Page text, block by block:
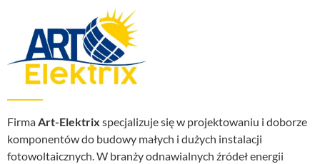
FirmaArt-Elektrix specjalizuje się w projektowaniu i doborze
komponentów do budowy małych i dużych instalacji
fotowoltaicznych. W branży odnawialnych źródeł energii